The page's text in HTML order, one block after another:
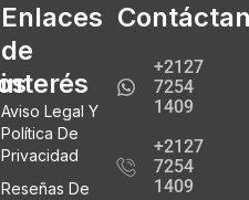
Enlaces
de
interés
Aviso Legal Y
Política De
Privacidad
Reseñas De
+2127
7254
1409
+2127
7254
1409